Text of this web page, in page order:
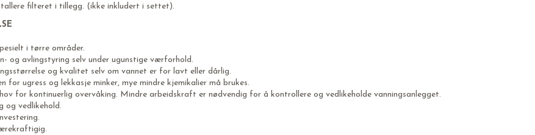
filteret i tillegg. (ikke inkludert i settet).
i tørre områder.
og avlingstyring selv under ugunstige værforhold.
og kvalitet selv om vannet er for lavt eller dårlig.
for ugress og lekkasje minker, mye mindre kjemikalier må brukes.
for kontinuerlig overvåking. Mindre arbeidskraft er nødvendig for å kontrollere og vedlikeholde vanningsanlegget.
og vedlikehold.